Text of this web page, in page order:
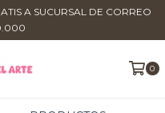
A SUCURSAL DE CORREO
0